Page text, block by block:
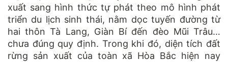
xuất sang hình thức tự phát theo mô hình phát
triển du lịch sinh thái, nằm dọc tuyến đường từ
hai thôn Tà Lang, Giàn Bí đến đèo Mũi Trâu…
chưa đúng quy định. Trong khi đó, diện tích đất
rừng sản xuất của toàn xã Hòa Bắc hiện nay